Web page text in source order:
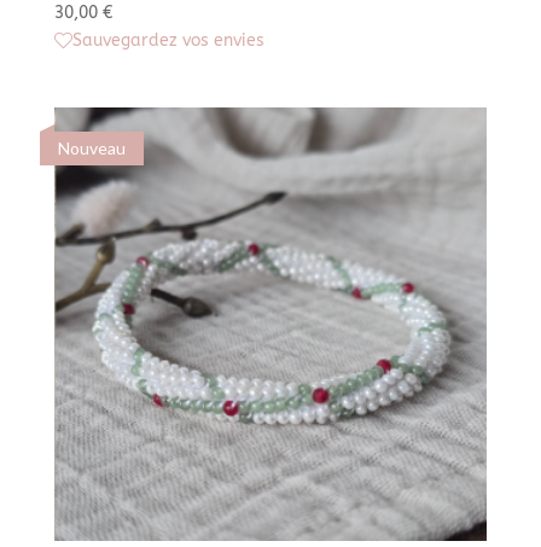
30,00 €
Sauvegardez vos envies
Nouveau